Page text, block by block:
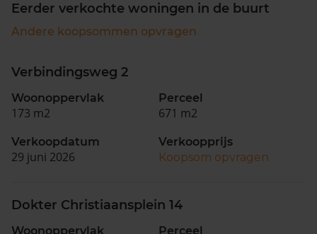
Eerder verkochte woningen in de buurt
Andere koopsommen opvragen
Verbindingsweg 2
Woonoppervlak
173 m2
Perceel
671 m2
Verkoopdatum
29 juni 2026
Verkoopprijs
Koopsom opvragen
Dokter Christiaansplein 14
Woonoppervlak Perceel